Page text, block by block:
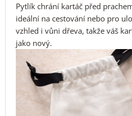
Pytlík chrání kartáč před
ideální na cestování nebo pro
vzhled i vůni dřeva, takže váš
jako nový.